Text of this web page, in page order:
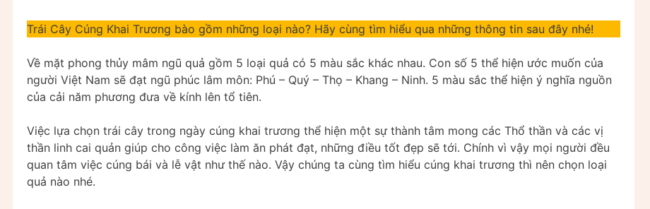
Trái Cây Cúng Khai Trương bào gồm những loại nào? Hãy cùng tìm hiểu qua những thông tin sau đây nhé!
Về mặt phong thủy mâm ngũ quả gồm 5 loại quả có 5 màu sắc khác nhau. Con số 5 thể hiện ước muốn của
người Việt Nam sẽ đạt ngũ phúc lâm môn: Phú – Quý – Thọ – Khang – Ninh. 5 màu sắc thể hiện ý nghĩa nguồn
của cải năm phương đưa về kính lên tổ tiên.
Việc lựa chọn trái cây trong ngày cúng khai trương thể hiện một sự thành tâm mong các Thổ thần và các vị
thần linh cai quản giúp cho công việc làm ăn phát đạt, những điều tốt đẹp sẽ tới. Chính vì vậy mọi người đều
quan tâm việc cúng bái và lễ vật như thế nào. Vậy chúng ta cùng tìm hiểu cúng khai trương thì nên chọn loại
quả nào nhé.